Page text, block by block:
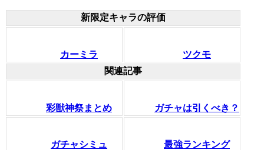
新限定キャラの評価
カーミラ
ツクモ
関連記事
彩獣神祭まとめ ガチャは引くべき？
ガチャシミュ 最強ランキング